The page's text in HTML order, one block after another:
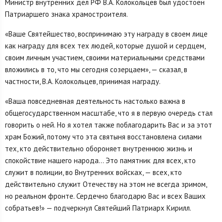
Министр внутренних дел РФ В.А. Колокольцев был удостоен
Патриаршего знака храмостроителя.
«Ваше Святейшество, воспринимаю эту награду в своем лице
как награду для всех тех людей, которые душой и сердцем,
своим личным участием, своими материальными средствами
вложились в то, что мы сегодня созерцаем», — сказал, в
частности, В.А. Колокольцев, принимая награду.
«Ваша повседневная деятельность настолько важна в
общегосударственном масштабе, что я в первую очередь стал
говорить о ней. Но я хотел также поблагодарить Вас и за этот
храм Божий, потому что эта святыня восстановлена силами
тех, кто действительно обороняет внутреннюю жизнь и
спокойствие нашего народа... Это памятник для всех, кто
служит в полиции, во Внутренних войсках, — всех, кто
действительно служит Отечеству на этом не всегда зримом,
но реальном фронте. Сердечно благодарю Вас и всех Ваших
собратьев!» — подчеркнул Святейший Патриарх Кирилл.